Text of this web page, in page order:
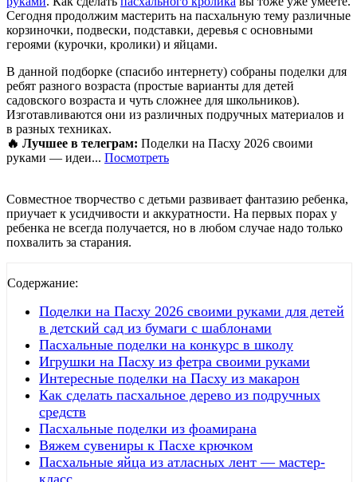
Сегодня продолжим мастерить на пасхальную тему различные
корзиночки, подвески, подставки, деревья с основными
героями (курочки, кролики) и яйцами.
В данной подборке (спасибо интернету) собраны поделки для
ребят разного возраста (простые варианты для детей
садовского возраста и чуть сложнее для школьников).
Изготавливаются они из различных подручных материалов и
в разных техниках.
🔥 Лучшее в телеграм: Поделки на Пасху 2026 своими
руками — идеи... Посмотреть
Совместное творчество с детьми развивает фантазию ребенка,
приучает к усидчивости и аккуратности. На первых порах у
ребенка не всегда получается, но в любом случае надо только
похвалить за старания.
Содержание:
Поделки на Пасху 2026 своими руками для детей
в детский сад из бумаги с шаблонами
Пасхальные поделки на конкурс в школу
Игрушки на Пасху из фетра своими руками
Интересные поделки на Пасху из макарон
Как сделать пасхальное дерево из подручных
средств
Пасхальные поделки из фоамирана
Вяжем сувениры к Пасхе крючком
Пасхальные яйца из атласных лент — мастер-